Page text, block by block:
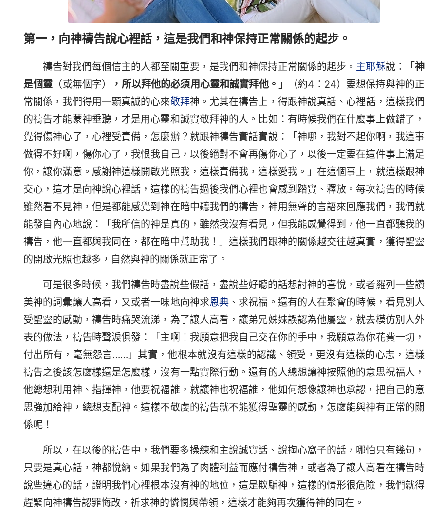
第一，向神禱告說心裡話，這是我們和神保持正常關係的起步。
禱告對我們每個信主的人都至關重要，是我們和神保持正常關係的起步。 主耶穌說：「神
是個靈 （或無個字） ，所以拜他的必須用心靈和誠實拜他。 」（約4：24）要想保持與神的正
常關係，我們得用一顆真誠的心來敬拜神。尤其在禱告上，得跟神說真話、心裡話，這樣我們
的禱告才能蒙神垂聽，才是用心靈和誠實敬拜神的人。比如：有時候我們在什麼事上做錯了，
覺得傷神心了，心裡受責備，怎麼辦？就跟神禱告實話實說：「神哪，我對不起你啊，我這事
做得不好啊，傷你心了，我恨我自己，以後絕對不會再傷你心了，以後一定要在這件事上滿足
你，讓你滿意。感謝神這樣開啟光照我，這樣責備我，這樣愛我。」在這個事上，就這樣跟神
交心，這才是向神說心裡話，這樣的禱告過後我們心裡也會感到踏實、釋放。每次禱告的時候
雖然看不見神，但是都能感覺到神在暗中聽我們的禱告，神用無聲的言語來回應我們，我們就
能發自內心地說：「我所信的神是真的，雖然我沒有看見，但我能感覺得到，他一直都聽我的
禱告，他一直都與我同在，都在暗中幫助我！」這樣我們跟神的關係越交往越真實，獲得聖靈
的開啟光照也越多，自然與神的關係就正常了。
可是很多時候，我們禱告時盡說些假話，盡說些好聽的話想討神的喜悅，或者羅列一些讚
美神的詞彙讓人高看，又或者一味地向神求恩典 、求祝福。還有的人在聚會的時候，看見別人
受聖靈的感動，禱告時痛哭流涕，為了讓人高看，讓弟兄姊妹誤認為他屬靈，就去模仿別人外
表的做法，禱告時聲淚俱發：「主啊！我願意把我自己交在你的手中，我願意為你花費一切，
付出所有，毫無怨言……」其實，他根本就沒有這樣的認識、領受，更沒有這樣的心志，這樣
禱告之後該怎麼樣還是怎麼樣，沒有一點實際行動。還有的人總想讓神按照他的意思祝福人，
他總想利用神、指揮神，他要祝福誰，就讓神也祝福誰，他如何想像讓神也承認，把自己的意
思強加給神，總想支配神。這樣不敬虔的禱告就不能獲得聖靈的感動，怎麼能與神有正常的關
係呢！
所以，在以後的禱告中，我們要多操練和主說誠實話、說掏心窩子的話，哪怕只有幾句，
只要是真心話，神都悅納。如果我們為了肉體利益而應付禱告神，或者為了讓人高看在禱告時
說些違心的話，證明我們心裡根本沒有神的地位，這是欺騙神，這樣的情形很危險，我們就得
趕緊向神禱告認罪悔改，祈求神的憐憫與帶領，這樣才能夠再次獲得神的同在。